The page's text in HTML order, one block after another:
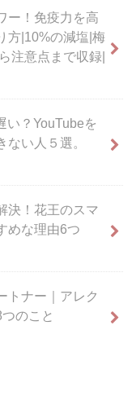
ー！免疫力を高
方|10%の減塩|梅
注意点まで収録|
い？YouTubeを
い人５選。
決！花王のスマ
めな理由6つ
トナー｜アレク
のこと